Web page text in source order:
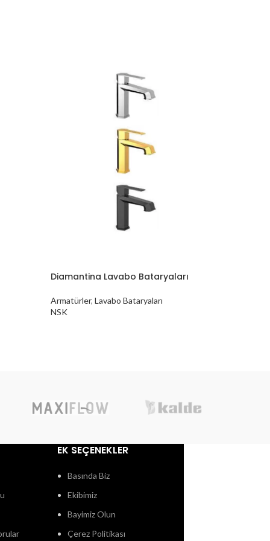
Diamantina Lavabo Bataryaları
Armatürler, Lavabo Bataryaları
NSK
EK SEÇENEKLER
Basında Biz
Ekibimiz
Bayimiz Olun
Çerez Politikası